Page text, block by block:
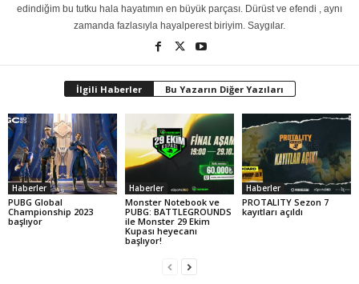
edindiğim bu tutku hala hayatımın en büyük parçası. Dürüst ve efendi , aynı
zamanda fazlasıyla hayalperest biriyim. Saygılar.
İlgili Haberler Bu Yazarın Diğer Yazıları
Haberler
PUBG Global
Championship 2023
başlıyor
Haberler
Monster Notebook ve
PUBG: BATTLEGROUNDS
ile Monster 29 Ekim
Kupası heyecanı
başlıyor!
Haberler
PROTALITY Sezon 7
kayıtları açıldı